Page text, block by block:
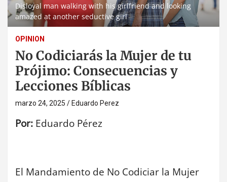
Disloyal man walking with his girlfriend and looking
amazed at another seductive girl
OPINION
No Codiciarás la Mujer de tu
Prójimo: Consecuencias y
Lecciones Bíblicas
marzo 24, 2025 Eduardo Perez
Por: Eduardo Pérez
El Mandamiento de No Codiciar la Mujer